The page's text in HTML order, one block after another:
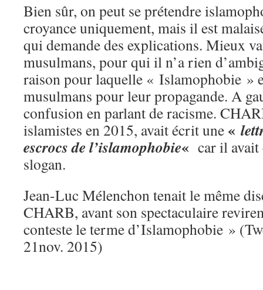
Bien sûr, on peut se prétendre
croyance uniquement, mais il est
qui demande des explications. Mieux
musulmans, pour qui il n’a rien
raison pour laquelle « Islamophobie »
musulmans pour leur propagande. A
confusion en parlant de racisme.
islamistes en 2015, avait écrit une «
escrocs de l’islamophobie« car il
slogan.
Jean-Luc Mélenchon tenait le même
CHARB, avant son spectaculaire
conteste le terme d’Islamophobie »
21nov. 2015)